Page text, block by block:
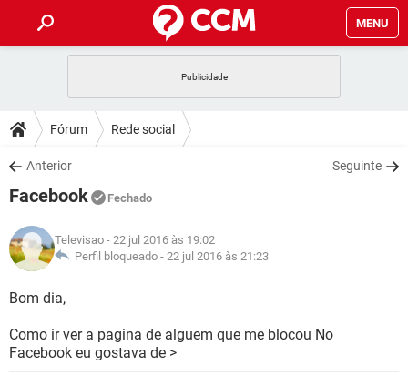
MENU
CELULAR
OUTLOOK
INSTAGRAM
GUIA DE COMPRAS
DICAS
JOGOS
INSTAGRAM
GUIA DE COMPRAS
DOWNLOADS
JOGOS
CELULAR
OUTLOOK EXCEL
INSTAGRAM
JOGOS
CELULAR
OUTLOOK
INSTAGRAM GMAIL
GLOSSÁRIO
JOGOS
OUTLOOK
Fórum Rede social
Anterior Seguinte
Facebook Fechado
Televisao - 22 jul 2016 às 19:02
Perfil bloqueado - 22 jul 2016 às 21:23
Bom dia,
Como ir ver a pagina de alguem que me blocou No
Facebook eu gostava de >